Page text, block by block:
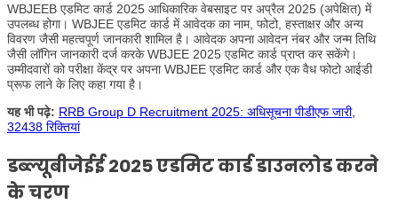
WBJEEB एडमिट कार्ड 2025 आधिकारिक वेबसाइट पर अप्रैल 2025 (अपेक्षित) में
उपलब्ध होगा। WBJEE एडमिट कार्ड में आवेदक का नाम, फोटो, हस्ताक्षर और अन्य
विवरण जैसी महत्वपूर्ण जानकारी शामिल है। आवेदक अपना आवेदन नंबर और जन्म तिथि
जैसी लॉगिन जानकारी दर्ज करके WBJEE 2025 एडमिट कार्ड प्राप्त कर सकेंगे।
उम्मीदवारों को परीक्षा केंद्र पर अपना WBJEE एडमिट कार्ड और एक वैध फोटो आईडी
प्रूफ लाने के लिए कहा गया है।
यह भी पढ़े: RRB Group D Recruitment 2025: अधिसूचना पीडीएफ जारी,
32438 रिक्तियां
डब्ल्यूबीजेईई2025 एडमिट कार्ड डाउनलोड करने
के चरण